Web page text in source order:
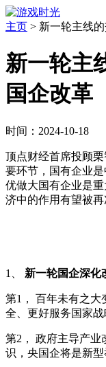
主页 > 新一轮主线
新一轮主
国企改革
时间：2024-10-18
顶点财经首席投顾
要环节，国有企业
优做大国有企业是
济中的作用有望被再
1、 新一轮国企深化
第1， 百年未有之大
全、更好服务国家战
第2， 政府主导产业
识，央国企将是新型